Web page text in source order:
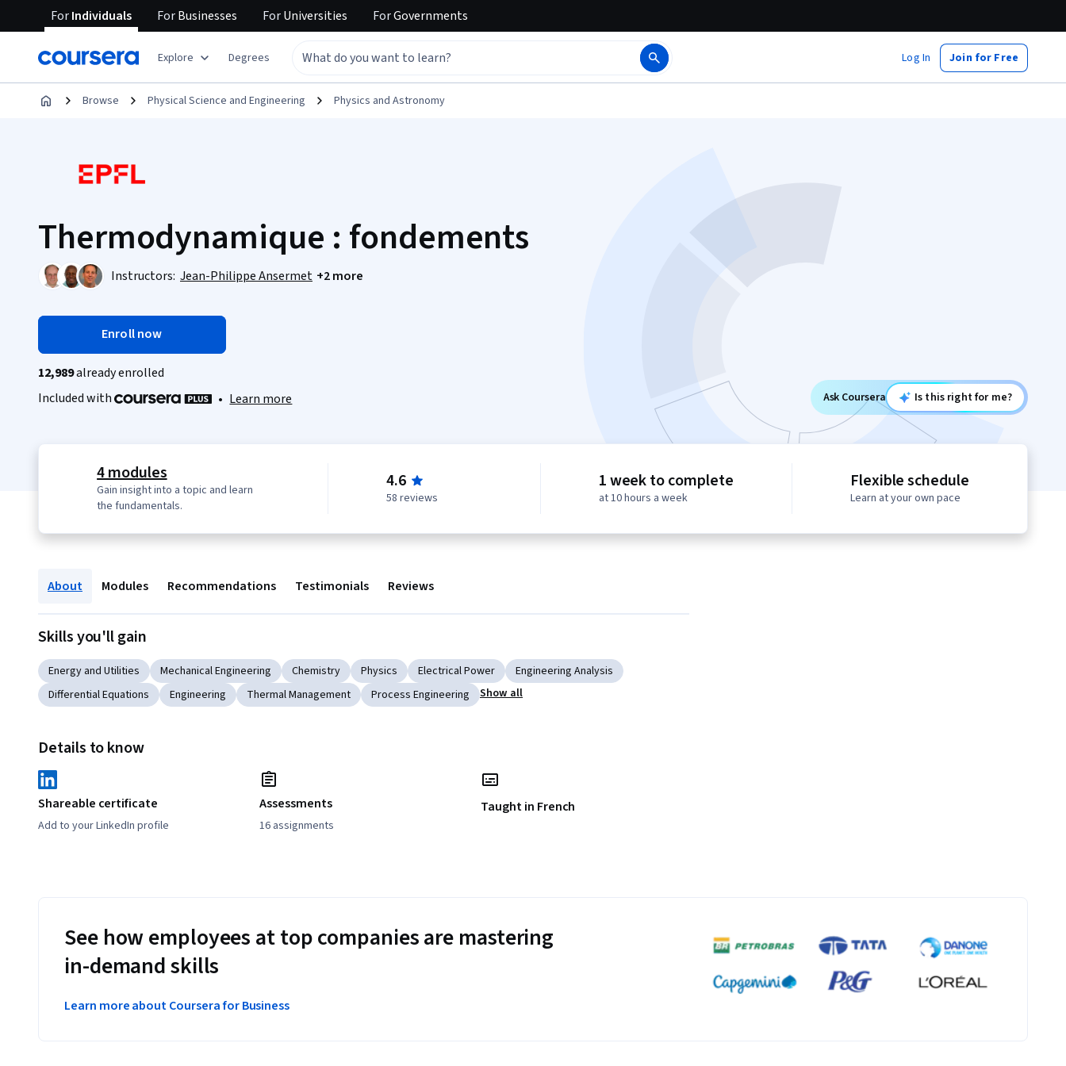
ForIndividuals ForBusinesses ForUniversities ForGovernments
Explore Degrees Log In Join for Free
Browse Physical Science and Engineering Physics and Astronomy
Thermodynamique : fondements
Instructors: Jean-Philippe Ansermet +2 more
Enroll now
12,989already enrolled
Included with
• Learn more Ask Coursera Is this right for me?
4 modules
Gain insight into a topic and learn
the fundamentals.
4.6
58 reviews
1 week to complete
at 10 hours a week
Flexible schedule
Learn at your own pace
About Modules Recommendations Testimonials Reviews
Skills you'll gain
Energy and Utilities Mechanical Engineering Chemistry Physics Electrical Power
Engineering Analysis
Differential Equations
Engineering Thermal Management Process Engineering Show all
Details to know
Shareable certificate
Add to your LinkedIn profile
Assessments
16 assignments
Taught in French
See how employees at top companies are mastering
in-demand skills
Learn more about Coursera for Business